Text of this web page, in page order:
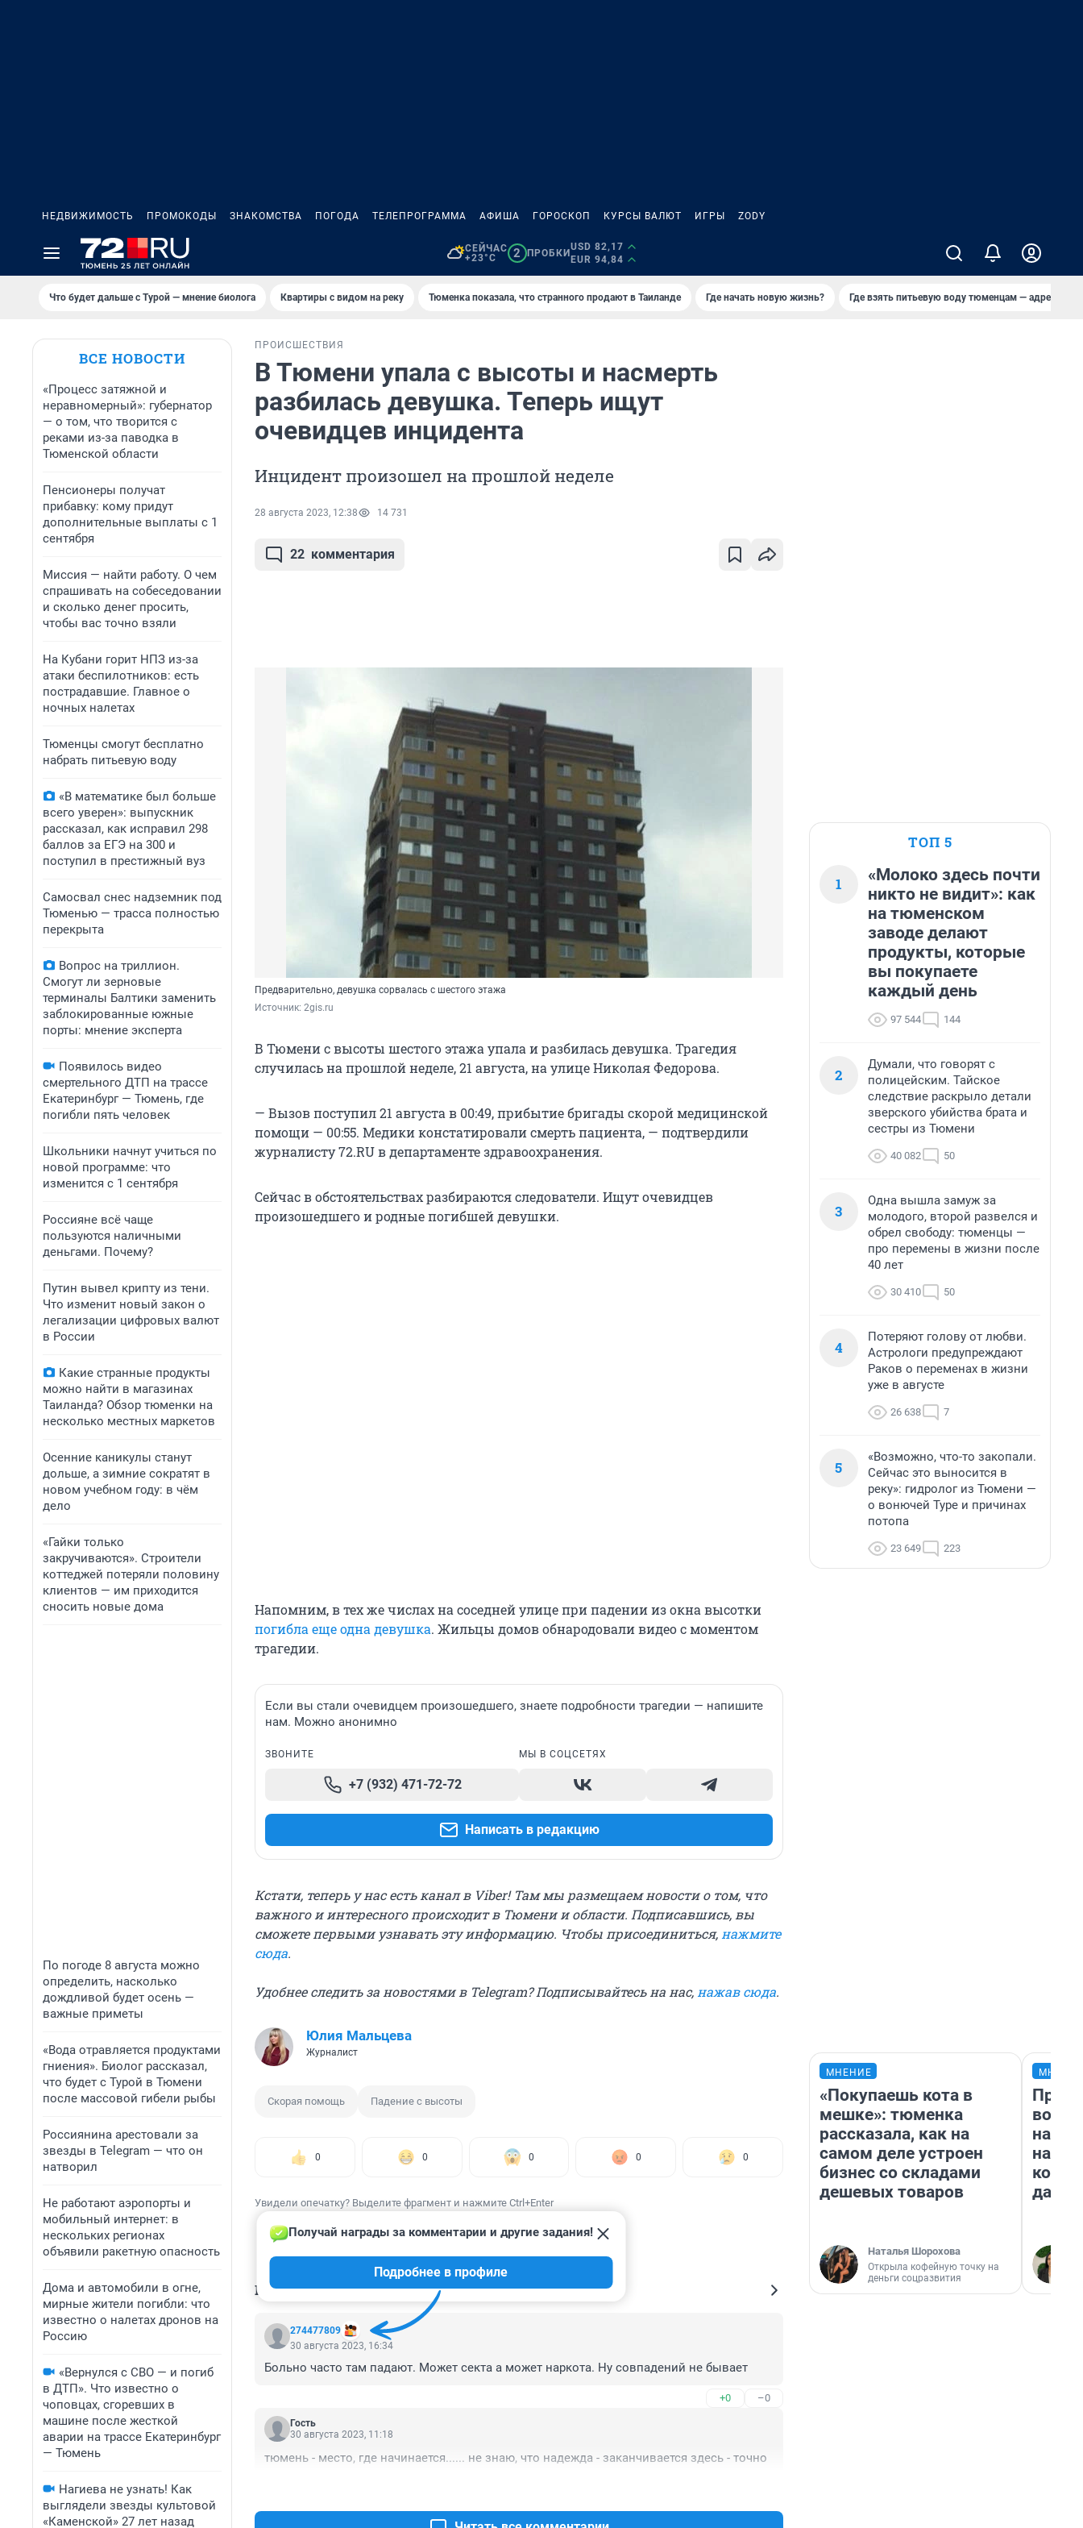
НЕДВИЖИМОСТЬ ПРОМОКОДЫ ЗНАКОМСТВА ПОГОДА ТЕЛЕПРОГРАММА АФИША ГОРОСКОП КУРСЫ ВАЛЮТ ИГРЫ ZODY
СЕЙЧАС
+23°C
2 ПРОБКИ
USD 82,17
EUR 94,84
Что будет дальше с Турой — мнение биолога Квартиры с видом на реку Тюменка показала, что странного продают в Таиланде Где начать новую жизнь? Где взять питьевую воду тюменцам — адреса
ВСЕ НОВОСТИ
«Процесс затяжной и
неравномерный»: губернатор
— о том, что творится с
реками из-за паводка в
Тюменской области
Пенсионеры получат
прибавку: кому придут
дополнительные выплаты с 1
сентября
Миссия — найти работу. О чем
спрашивать на собеседовании
и сколько денег просить,
чтобы вас точно взяли
На Кубани горит НПЗ из-за
атаки беспилотников: есть
пострадавшие. Главное о
ночных налетах
Тюменцы смогут бесплатно
набрать питьевую воду
«В математике был больше
всего уверен»: выпускник
рассказал, как исправил 298
баллов за ЕГЭ на 300 и
поступил в престижный вуз
Самосвал снес надземник под
Тюменью — трасса полностью
перекрыта
Вопрос на триллион.
Смогут ли зерновые
терминалы Балтики заменить
заблокированные южные
порты: мнение эксперта
Появилось видео
смертельного ДТП на трассе
Екатеринбург — Тюмень, где
погибли пять человек
Школьники начнут учиться по
новой программе: что
изменится с 1 сентября
Россияне всё чаще
пользуются наличными
деньгами. Почему?
Путин вывел крипту из тени.
Что изменит новый закон о
легализации цифровых валют
в России
Какие странные продукты
можно найти в магазинах
Таиланда? Обзор тюменки на
несколько местных маркетов
Осенние каникулы станут
дольше, а зимние сократят в
новом учебном году: в чём
дело
«Гайки только
закручиваются». Строители
коттеджей потеряли половину
клиентов — им приходится
сносить новые дома
По погоде 8 августа можно
определить, насколько
дождливой будет осень —
важные приметы
«Вода отравляется продуктами
гниения». Биолог рассказал,
что будет с Турой в Тюмени
после массовой гибели рыбы
Россиянина арестовали за
звезды в Telegram — что он
натворил
Не работают аэропорты и
мобильный интернет: в
нескольких регионах
объявили ракетную опасность
Дома и автомобили в огне,
мирные жители погибли: что
известно о налетах дронов на
Россию
«Вернулся с СВО — и погиб
в ДТП». Что известно о
чоповцах, сгоревших в
машине после жесткой
аварии на трассе Екатеринбург
— Тюмень
Нагиева не узнать! Как
выглядели звезды культовой
«Каменской» 27 лет назад
ПРОИСШЕСТВИЯ
В Тюмени упала с высоты и насмерть
разбилась девушка. Теперь ищут
очевидцев инцидента
Инцидент произошел на прошлой неделе
28 августа 2023, 12:38 14 731
22 комментария
Предварительно, девушка сорвалась с шестого этажа
Источник: 2gis.ru
В Тюмени с высоты шестого этажа упала и разбилась девушка. Трагедия
случилась на прошлой неделе, 21 августа, на улице Николая Федорова.
— Вызов поступил 21 августа в 00:49, прибытие бригады скорой медицинской
помощи — 00:55. Медики констатировали смерть пациента, — подтвердили
журналисту 72.RU в департаменте здравоохранения.
Сейчас в обстоятельствах разбираются следователи. Ищут очевидцев
произошедшего и родные погибшей девушки.
Напомним, в тех же числах на соседней улице при падении из окна высотки
погибла еще одна девушка. Жильцы домов обнародовали видео с моментом
трагедии.
Если вы стали очевидцем произошедшего, знаете подробности трагедии — напишите
нам. Можно анонимно
ЗВОНИТЕ
+7 (932) 471-72-72
МЫ В СОЦСЕТЯХ
Написать в редакцию
Кстати, теперь у нас есть канал в Viber! Там мы размещаем новости о том, что
важного и интересного происходит в Тюмени и области. Подписавшись, вы
сможете первыми узнавать эту информацию. Чтобы присоединиться, нажмите
сюда.
Удобнее следить за новостями в Telegram? Подписывайтесь на нас, нажав сюда.
Юлия Мальцева
Журналист
Скорая помощь Падение с высоты
0 0 0 0 0
Увидели опечатку? Выделите фрагмент и нажмите Ctrl+Enter
КОММЕНТАРИИ 22
274477809
Получай награды за комментарии и другие задания!
Подробнее в профиле
30 августа 2023, 16:34
Больно часто там падают. Может секта а может наркота. Ну совпадений не бывает
+0 –0
Гость
30 августа 2023, 11:18
тюмень - место, где начинается...... не знаю, что надежда - заканчивается здесь - точно
ТОП 5
1
«Молоко здесь почти
никто не видит»: как
на тюменском
заводе делают
продукты, которые
вы покупаете
каждый день
97 544 144
2
Думали, что говорят с
полицейским. Тайское
следствие раскрыло детали
зверского убийства брата и
сестры из Тюмени
40 082 50
3
Одна вышла замуж за
молодого, второй развелся и
обрел свободу: тюменцы —
про перемены в жизни после
40 лет
30 410 50
4
Потеряют голову от любви.
Астрологи предупреждают
Раков о переменах в жизни
уже в августе
26 638 7
5
«Возможно, что-то закопали.
Сейчас это выносится в
реку»: гидролог из Тюмени —
о вонючей Туре и причинах
потопа
23 649 223
МНЕНИЕ
«Покупаешь кота в
мешке»: тюменка
рассказала, как на
самом деле устроен
бизнес со складами
дешевых товаров
Наталья Шорохова
Открыла кофейную точку на
деньги соцразвития
нам
даже